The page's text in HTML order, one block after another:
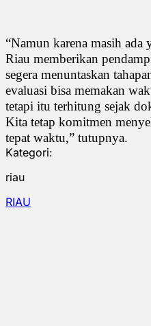
“Namun karena masih ada
Riau memberikan
segera menuntaskan
evaluasi bisa memakan
tetapi itu terhitung sejak
Kita tetap komitmen
tepat waktu,” tutupnya.
Kategori:
riau
RIAU